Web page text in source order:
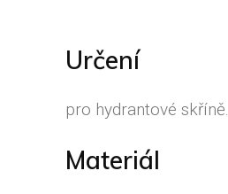
Určení
pro hydrantové skříně.
Materiál